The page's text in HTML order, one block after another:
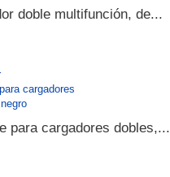
doble multifunción, de...
para cargadores dobles,...